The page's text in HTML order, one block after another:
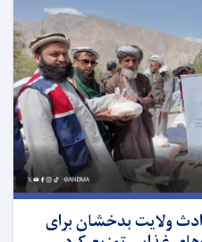
ولایت بدخشان برای